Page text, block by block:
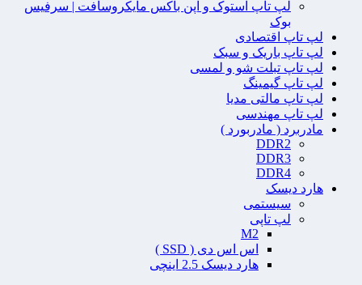
لپ تاپ استوک و اپن باکس مایکروسافت | سرفیس
بوک
لپ تاپ اقتصادی
لپ تاپ باریک و سبک
لپ تاپ تبلت شو و لمسی
لپ تاپ گیمینگ
لپ تاپ مالتی مدیا
لپ تاپ مهندسی
مادربرد ( مادربورد )
DDR2
DDR3
DDR4
هارد دیسک
سیستمی
لپ تاپی
M2
اس اس دی ( SSD )
هارد دیسک 2.5 اینچی